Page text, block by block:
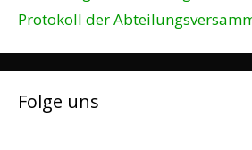
Protokoll der
Folge uns